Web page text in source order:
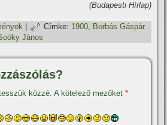
(Budapesti Hí­rlap)
| Címke: 1900, Borbás Gáspár
János
közzé. A kötelező mezőket*